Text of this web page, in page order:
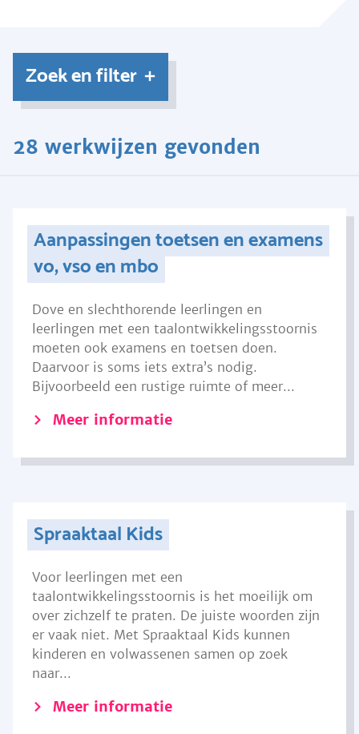
Zoek en filter
28 werkwijzen gevonden
Aanpassingen toetsen en examens
vo, vso en mbo
Dove en slechthorende leerlingen en
leerlingen met een taalontwikkelingsstoornis
moeten ook examens en toetsen doen.
Daarvoor is soms iets extra’s nodig.
Bijvoorbeeld een rustige ruimte of meer...
Meer informatie
Spraaktaal Kids
Voor leerlingen met een
taalontwikkelingsstoornis is het moeilijk om
over zichzelf te praten. De juiste woorden zijn
er vaak niet. Met Spraaktaal Kids kunnen
kinderen en volwassenen samen op zoek
naar...
Meer informatie